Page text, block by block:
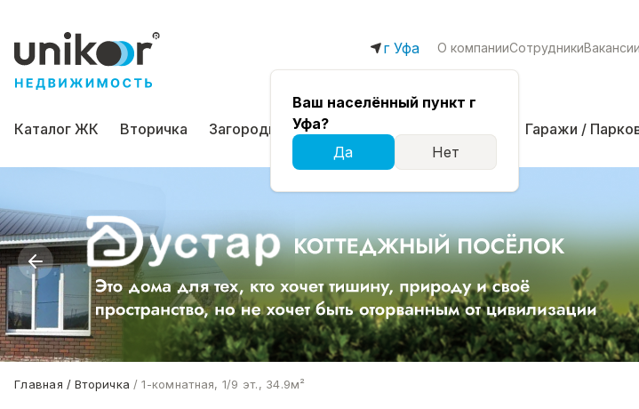
г Уфа
Ваш населённый пункт г
Уфа?
Да
Нет
О компанииСотрудникиВакансии
Каталог ЖК Вторичка Загородная Коммерческая Гаражи /
Главная Вторичка 1-комнатная, 1/9 эт., 34.9м²